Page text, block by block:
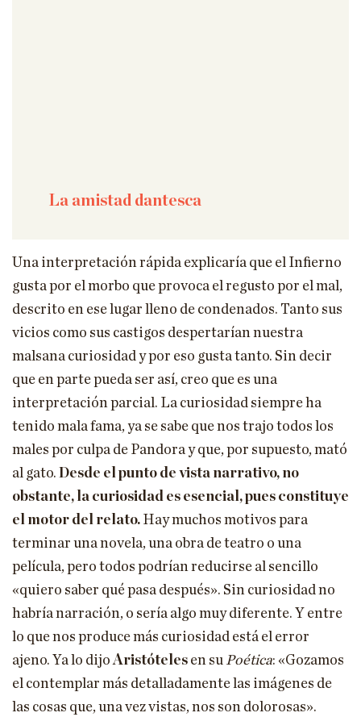
La amistad dantesca
Una interpretación rápida explicaría que el Infierno
gusta por el morbo que provoca el regusto por el mal,
descrito en ese lugar lleno de condenados. Tanto sus
vicios como sus castigos despertarían nuestra
malsana curiosidad y por eso gusta tanto. Sin decir
que en parte pueda ser así, creo que es una
interpretación parcial. La curiosidad siempre ha
tenido mala fama, ya se sabe que nos trajo todos los
males por culpa de Pandora y que, por supuesto, mató
al gato. Desde el punto de vista narrativo, no
obstante, la curiosidad es esencial, pues constituye
el motor del relato. Hay muchos motivos para
terminar una novela, una obra de teatro o una
película, pero todos podrían reducirse al sencillo
«quiero saber qué pasa después». Sin curiosidad no
habría narración, o sería algo muy diferente. Y entre
lo que nos produce más curiosidad está el error
ajeno. Ya lo dijoAristóteles en suPoética: «Gozamos
el contemplar más detalladamente las imágenes de
las cosas que, una vez vistas, nos son dolorosas».